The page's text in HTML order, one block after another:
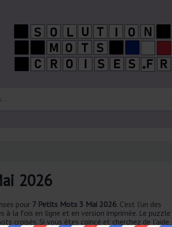
2026
pour 7 Petits Mots 3 Mai 2026. C'est l'un des
à la fois en ligne et en version imprimée. Le puzzle
croisés. Si vous êtes coincé et cherchez de l'aide,